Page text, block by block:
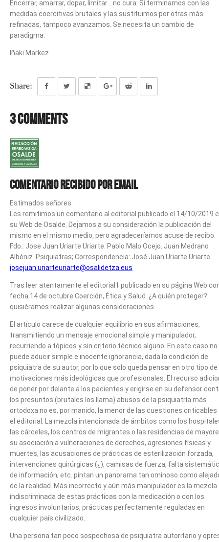
Encerrar, amarrar, dopar, limitar… no cura. Si terminamos con las
medidas coercitivas brutales y las sustituimos por otras más
refinadas, tampoco avanzamos. Se necesita un cambio de
paradigma.
Iñaki Markez
Share:
3 Comments
Comentario recibido por email
Estimados señores:
Les remitimos un comentario al editorial publicado el 14/10/2019
su Web de Osalde. Dejamos a su consideración la publicación del
mismo en el mismo medio, pero agradeceríamos acuse de recibo.
Fdo.: Jose Juan Uriarte Uriarte. Pablo Malo Ocejo. Juan Medrano
Albéniz. Psiquiatras; Correspondencia: José Juan Uriarte Uriarte.
josejuan.uriarteuriarte@osalidetza.eus
Tras leer atentamente el editorial1 publicado en su página Web
fecha 14 de octubre Coerción, Ética y Salud. ¿A quién proteger?
quisiéramos realizar algunas consideraciones.
El artículo carece de cualquier equilibrio en sus afirmaciones,
transmitiendo un mensaje emocional simple y manipulador,
recurriendo a tópicos y sin criterio técnico alguno. En este caso no
puede aducir simple e inocente ignorancia, dada la condición de
psiquiatra de su autor, por lo que solo queda pensar en otro tipo de
motivaciones más ideológicas que profesionales. El recurso
de poner por delante a los pacientes y erigirse en su defensor
los presuntos (brutales los llama) abusos de la psiquiatría más
ortodoxa no es, por manido, la menor de las cuestiones criticables
el editorial. La mezcla intencionada de ámbitos como los
las cárceles, los centros de migrantes o las residencias de
su asociación a vulneraciones de derechos, agresiones físicas y
muertes, las acusaciones de prácticas de esterilización forzada,
intervenciones quirúrgicas (¿), camisas de fuerza, falta
de información, etc. pintan un panorama tan ominoso como
de la realidad. Más incorrecto y aún más manipulador es la mezcla
indiscriminada de estas prácticas con la medicación o con los
ingresos involuntarios, prácticas perfectamente reguladas en
cualquier país civilizado.
Una persona tan poco sospechosa de psiquiatra autoritario y